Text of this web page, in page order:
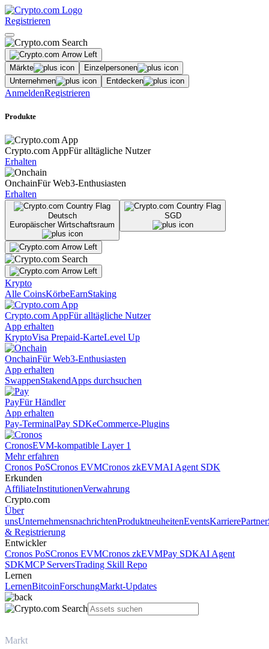
Registrieren
Märkte
Einzelpersonen
Unternehmen
Entdecken
AnmeldenRegistrieren
Produkte
Crypto.com AppFür alltägliche Nutzer
Erhalten
OnchainFür Web3-Enthusiasten
Erhalten
Deutsch
Europäischer Wirtschaftsraum
SGD
Krypto
Alle CoinsKörbeEarnStaking
Crypto.com AppFür alltägliche Nutzer
App erhalten
KryptoVisa Prepaid-KarteLevel Up
OnchainFür Web3-Enthusiasten
App erhalten
SwappenStakendApps durchsuchen
PayFür Händler
App erhalten
Pay-TerminalPay SDKeCommerce-Plugins
CronosEVM-kompatible Layer 1
Mehr erfahren
Cronos PoSCronos EVMCronos zkEVMAI Agent SDK
Erkunden
AffiliateInstitutionenVerwahrung
Crypto.com
Über
unsUnternehmensnachrichtenProduktneuheitenEventsKarrierePartner
& Registrierung
Entwickler
Cronos PoSCronos EVMCronos zkEVMPay SDKAI Agent
SDKMCP ServersTrading Skill Repo
Lernen
LernenBitcoinForschungMarkt-Updates
Markt